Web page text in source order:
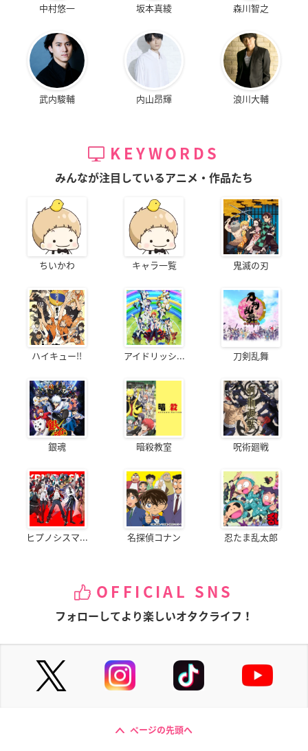
中村悠一 坂本真綾 森川智之
武内駿輔 内山昂輝 浪川大輔
KEYWORDS
みんなが注目しているアニメ・作品たち
ちいかわ キャラ一覧 鬼滅の刃
ハイキュー!! アイドリッシ... 刀剣乱舞
銀魂 暗殺教室 呪術廻戦
ヒプノシスマ... 名探偵コナン 忍たま乱太郎
OFFICIAL SNS
フォローしてより楽しいオタクライフ！
ページの先頭へ